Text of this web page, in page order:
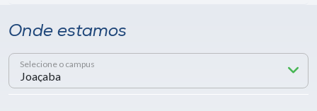
Onde estamos
Selecione o campus